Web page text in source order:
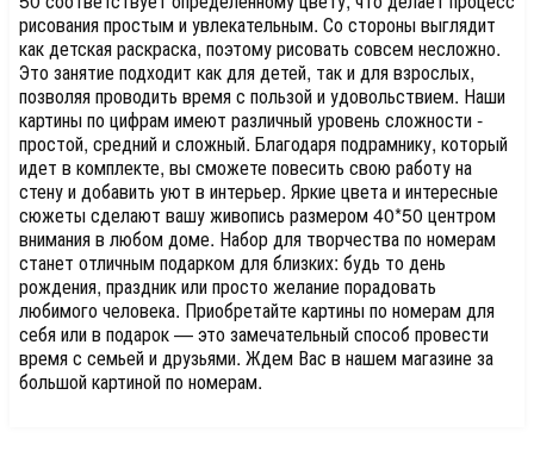
рисования простым и увлекательным. Со стороны выглядит
как детская раскраска, поэтому рисовать совсем несложно.
Это занятие подходит как для детей, так и для взрослых,
позволяя проводить время с пользой и удовольствием. Наши
картины по цифрам имеют различный уровень сложности -
простой, средний и сложный. Благодаря подрамнику, который
идет в комплекте, вы сможете повесить свою работу на
стену и добавить уют в интерьер. Яркие цвета и интересные
сюжеты сделают вашу живопись размером 40*50 центром
внимания в любом доме. Набор для творчества по номерам
станет отличным подарком для близких: будь то день
рождения, праздник или просто желание порадовать
любимого человека. Приобретайте картины по номерам для
себя или в подарок — это замечательный способ провести
время с семьей и друзьями. Ждем Вас в нашем магазине за
большой картиной по номерам.